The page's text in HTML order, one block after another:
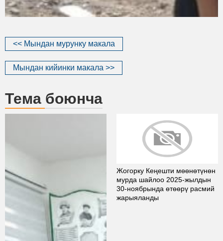
<< Мындан мурунку макала
Мындан кийинки макала >>
Тема боюнча
Жогорку Кеңешти мөөнөтүнөн
мурда шайлоо 2025-жылдын
30-ноябрында өтөөрү расмий
жарыяланды